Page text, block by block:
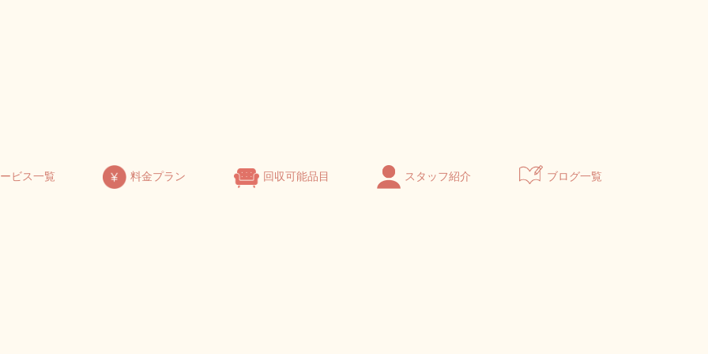
ビス一覧 料金プラン 回収可能品目 スタッフ紹介 ブログ一覧
な夏に備えてエアコンのメ